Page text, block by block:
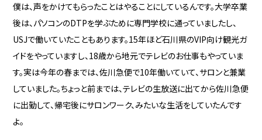
僕は、声をかけてもらったことはやることにしているんです。大学卒業
後は、パソコンのDTPを学ぶために専門学校に通っていましたし、
USJで働いていたこともあります。15年ほど石川県のVIP向け観光ガ
イドをやっていますし、18歳から地元でテレビのお仕事もやっていま
す。実は今年の春までは、佐川急便で10年働いていて、サロンと兼業
していました。ちょっと前までは、テレビの生放送に出てから佐川急便
に出勤して、帰宅後にサロンワーク、みたいな生活をしていたんです
よ。